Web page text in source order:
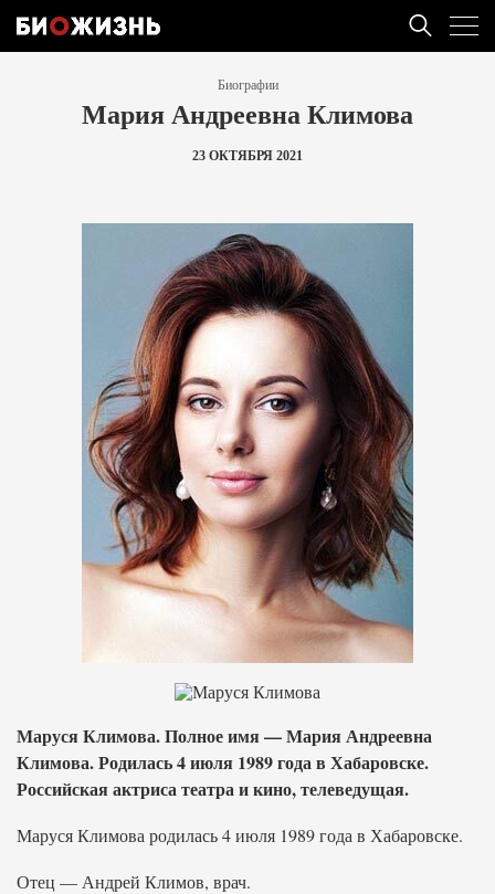
Биографии
Мария Андреевна Климова
23 ОКТЯБРЯ 2021
Маруся Климова. Полное имя — Мария Андреевна
Климова. Родилась 4 июля 1989 года в Хабаровске.
Российская актриса театра и кино, телеведущая.
Маруся Климова родилась 4 июля 1989 года в Хабаровске.
Отец — Андрей Климов, врач.